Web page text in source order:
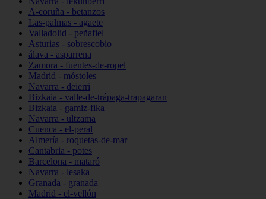
A-coruña - betanzos
Las-palmas - agaete
Valladolid - peñafiel
Asturias - sobrescobio
álava - asparrena
Zamora - fuentes-de-ropel
Madrid - móstoles
Navarra - deierri
Bizkaia - valle-de-trápaga-trapagaran
Bizkaia - gamiz-fika
Navarra - ultzama
Cuenca - el-peral
Almería - roquetas-de-mar
Cantabria - potes
Barcelona - mataró
Navarra - lesaka
Granada - granada
Madrid - el-vellón